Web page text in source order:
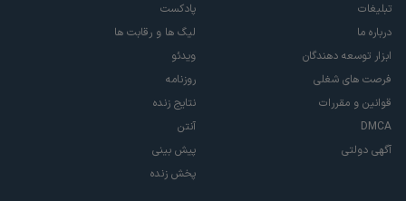
تبلیغات
درباره ما
ابزار توسعه دهندگان
فرصت های شغلی
قوانین و مقررات
DMCA
آگهی دولتی
پادکست
لیگ ها و رقابت ها
ویدئو
روزنامه
نتایج زنده
آنتن
پیش بینی
پخش زنده